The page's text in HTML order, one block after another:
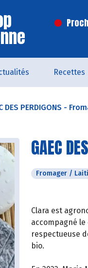
Recettes
DES PERDIGONS -
GAEC
Fromager /
Clara est
accompagné
respectueuse
bio.